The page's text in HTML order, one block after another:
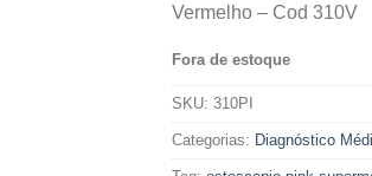
Vermelho – Cod 310V
Fora de estoque
SKU: 310PI
Categorias: Diagnóstico